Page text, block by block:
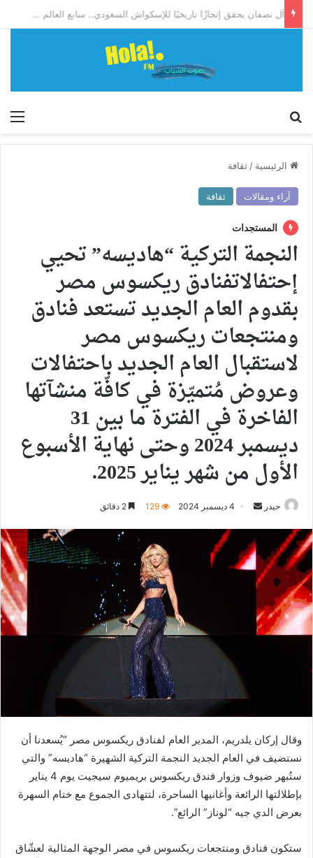
الرئيسية / ثقافة
آراء ومقالات ثقافة
المستجدات
النجمة التركية “هاديسه” تحيي
إحتفالاتفنادق ريكسوس مصر
بقدوم العام الجديد تستعد فنادق
ومنتجعات ريكسوس مصر
لاستقبال العام الجديد باحتفالات
وعروض مُتميّزة في كافّة منشآتها
الفاخرة في الفترة ما بين 31
ديسمبر 2024 وحتى نهاية الأسبوع
الأول من شهر يناير 2025.
حيدر
أرسل
إلكترونيا
4 ديسمبر 2024 129
وقال إركان يلدريم، المدير العام لفنادق ريكسوس مصر “يُسعدنا أن
نستضيف في العام الجديد النجمة التركية الشهيرة “هاديسه” والتي
ستُبهر ضيوف وزوار فندق ريكسوس بريميوم سيجيت يوم 4 يناير
بإطلالتها الرائعة وأغانيها الساحرة، لتتهادى الجموع مع ختام السهرة
بعرض الدي جيه “لوناز” الرائع”.
ستكون فنادق ومنتجعات ريكسوس في مصر الوجهة المثالية لعشّاق